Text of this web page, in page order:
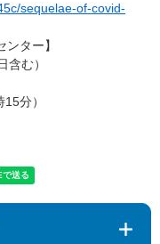
sequelae-of-covid-
ター】
む）
分）